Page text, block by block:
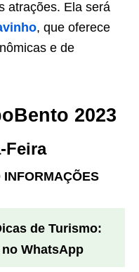
atrações. Ela será
, que oferece
e de
2023
Feira
de Turismo:
WhatsApp